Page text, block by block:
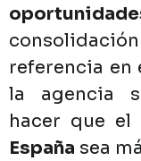
consolidación
referencia en
la
agencia
hacer que el
España sea